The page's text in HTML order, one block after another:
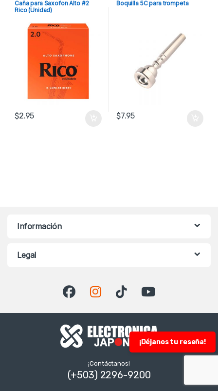
Caña para Saxofon Alto #2
Rico (Unidad)
$2.95
Boquilla 5C para trompeta
$7.95
Información
Legal
¡Déjanos tu reseña!
¡Contáctanos!
(+503) 2296-9200